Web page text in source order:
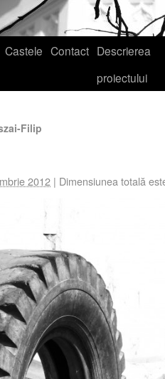
Castele Contact Descrierea
proiectului
Filip
2012 | Dimensiunea totală